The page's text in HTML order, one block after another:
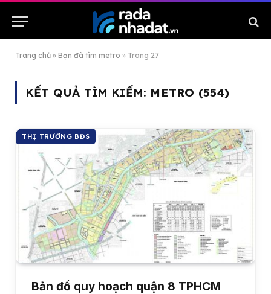
Trang chủ » Bạn đã tìm metro » Trang 27
KẾT QUẢ TÌM KIẾM: METRO (554)
THỊ TRƯỜNG BĐS
Bản đồ quy hoạch quận 8 TPHCM